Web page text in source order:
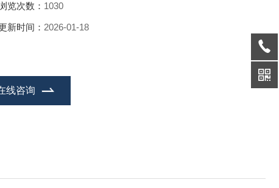
览次数： 1030
新时间： 2026-01-18
线咨询